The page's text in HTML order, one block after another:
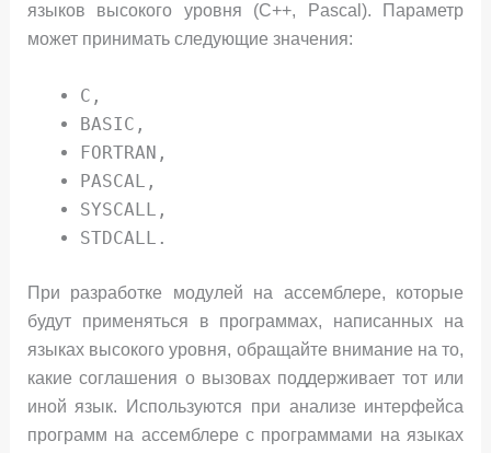
языков высокого уровня (C++, Pascal). Параметр
может принимать следующие значения:
C,
BASIC,
FORTRAN,
PASCAL,
SYSCALL,
STDCALL.
При разработке модулей на ассемблере, которые
будут применяться в программах, написанных на
языках высокого уровня, обращайте внимание на то,
какие соглашения о вызовах поддерживает тот или
иной язык. Используются при анализе интерфейса
программ на ассемблере с программами на языках